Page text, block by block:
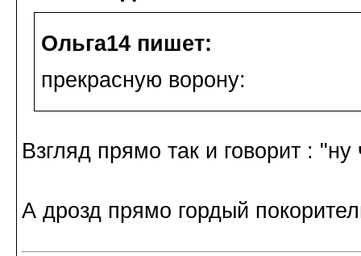
Ольга14 пишет:
прекрасную ворону:
Взгляд прямо так и говорит :
А дрозд прямо гордый